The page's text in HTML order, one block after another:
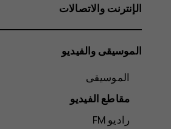
الإنترنت والاتصالات
الموسيقى والفيديو
الموسيقى
مقاطع الفيديو
راديو FM